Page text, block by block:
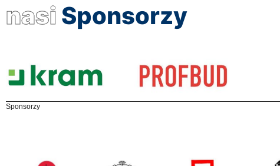
nasi Sponsorzy
Sponsorzy